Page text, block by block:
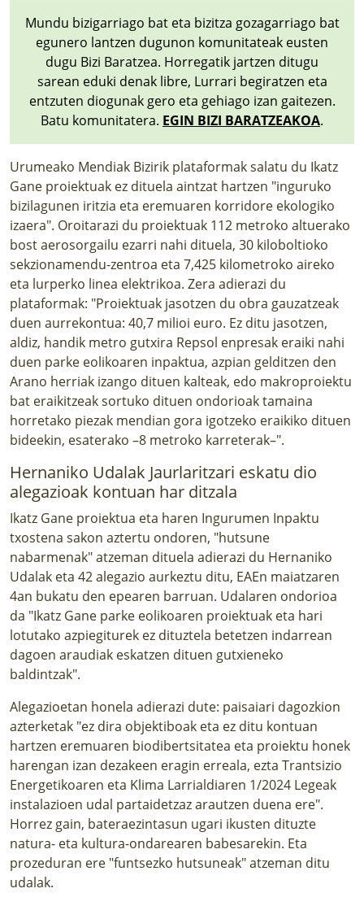
Mundu bizigarriago bat eta bizitza gozagarriago bat
egunero lantzen dugunon komunitateak eusten
dugu Bizi Baratzea. Horregatik jartzen ditugu
sarean eduki denak libre, Lurrari begiratzen eta
entzuten diogunak gero eta gehiago izan gaitezen.
Batu komunitatera. EGIN BIZI BARATZEAKOA.
Urumeako Mendiak Bizirik plataformak salatu du Ikatz
Gane proiektuak ez dituela aintzat hartzen "inguruko
bizilagunen iritzia eta eremuaren korridore ekologiko
izaera". Oroitarazi du proiektuak 112 metroko altuerako
bost aerosorgailu ezarri nahi dituela, 30 kiloboltioko
sekzionamendu-zentroa eta 7,425 kilometroko aireko
eta lurperko linea elektrikoa. Zera adierazi du
plataformak: "Proiektuak jasotzen du obra gauzatzeak
duen aurrekontua: 40,7 milioi euro. Ez ditu jasotzen,
aldiz, handik metro gutxira Repsol enpresak eraiki nahi
duen parke eolikoaren inpaktua, azpian gelditzen den
Arano herriak izango dituen kalteak, edo makroproiektu
bat eraikitzeak sortuko dituen ondorioak tamaina
horretako piezak mendian gora igotzeko eraikiko dituen
bideekin, esaterako –8 metroko karreterak–".
Hernaniko Udalak Jaurlaritzari eskatu dio
alegazioak kontuan har ditzala
Ikatz Gane proiektua eta haren Ingurumen Inpaktu
txostena sakon aztertu ondoren, "hutsune
nabarmenak" atzeman dituela adierazi du Hernaniko
Udalak eta 42 alegazio aurkeztu ditu, EAEn maiatzaren
4an bukatu den epearen barruan. Udalaren ondorioa
da "Ikatz Gane parke eolikoaren proiektuak eta hari
lotutako azpiegiturek ez dituztela betetzen indarrean
dagoen araudiak eskatzen dituen gutxieneko
baldintzak".
Alegazioetan honela adierazi dute: paisaiari dagozkion
azterketak "ez dira objektiboak eta ez ditu kontuan
hartzen eremuaren biodibertsitatea eta proiektu honek
harengan izan dezakeen eragin erreala, ezta Trantsizio
Energetikoaren eta Klima Larrialdiaren 1/2024 Legeak
instalazioen udal partaidetzaz arautzen duena ere".
Horrez gain, bateraezintasun ugari ikusten dituzte
natura- eta kultura-ondarearen babesarekin. Eta
prozeduran ere "funtsezko hutsuneak" atzeman ditu
udalak.